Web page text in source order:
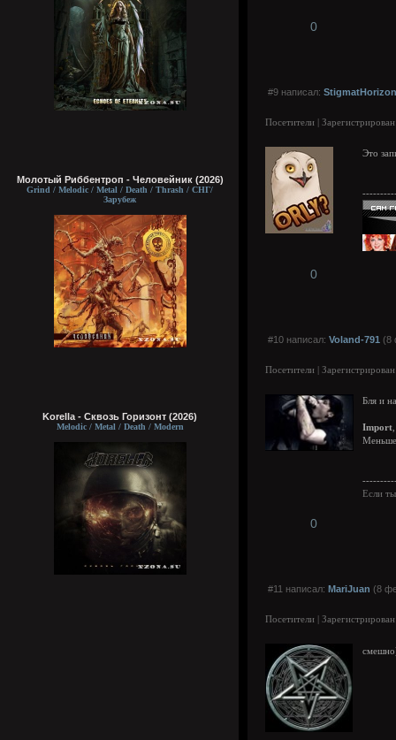
Молотый Риббентроп - Человейник (2026)
Grind / Melodic / Metal / Death / Thrash / СНГ/
Зарубеж
Korella - Сквозь Горизонт (2026)
Melodic / Metal / Death / Modern
0
#9 написал: StigmatHorizon
Посетители |
Это
0
#10 написал: Voland-791 (8
Посетители |
Бля и
Import
Меньше
Если
0
#11 написал: MariJuan (8
Посетители |